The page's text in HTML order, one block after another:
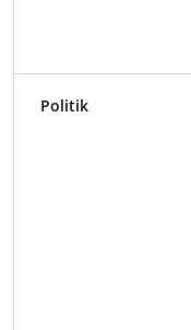
Politik